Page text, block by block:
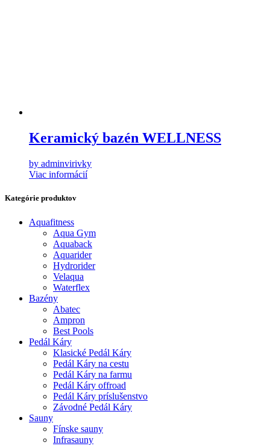
Keramický bazén WELLNESS
by adminvirivky
Viac informácií
Kategórie produktov
Aquafitness
Aqua Gym
Aquaback
Aquarider
Hydrorider
Velaqua
Waterflex
Bazény
Abatec
Ampron
Best Pools
Pedál Káry
Klasické Pedál Káry
Pedál Káry na cestu
Pedál Káry na farmu
Pedál Káry offroad
Pedál Káry príslušenstvo
Závodné Pedál Káry
Sauny
Fínske sauny
Infrasauny